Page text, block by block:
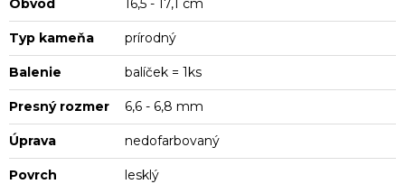
Typ kameňa prírodný
Balenie balíček = 1ks
Presný rozmer 6,6 - 6,8 mm
Úprava nedofarbovaný
Povrch lesklý